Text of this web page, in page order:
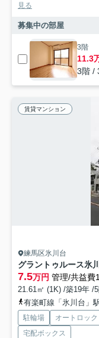
見る
募集中の部屋
3階
11.3
3階 /
賃貸マンション
練馬区氷川台
グラントゥルース氷
7.5万円 管理/共益費
21.61㎡ (1K) /築19年 /
有楽町線「氷川台」
駐輪場 オートロック
宅配ボックス